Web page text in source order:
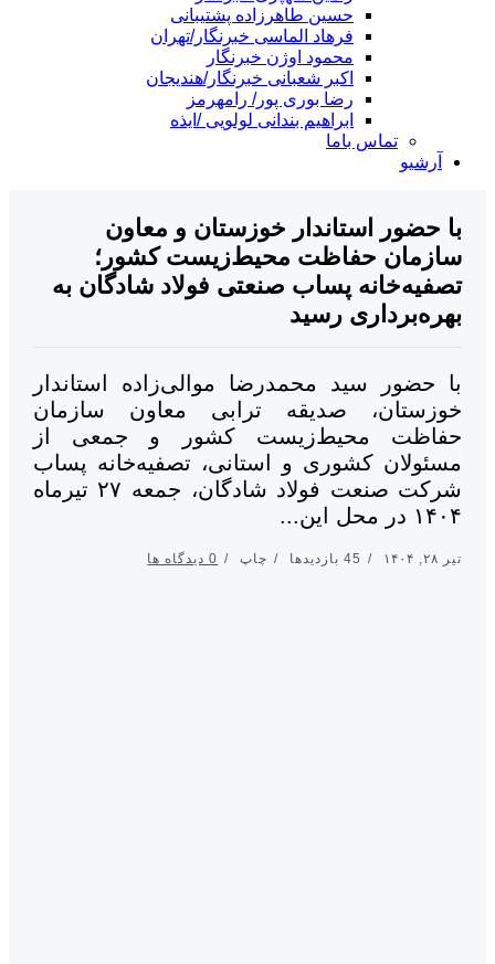
حسین طاهرزاده پشتیبانی
فرهاد الماسی خبرنگار/تهران
محمود اوژن خبرنگار
اکبر شعبانی خبرنگار/هندیجان
رضا بوری پور/ رامهرمز
ابراهیم بندانی لولویی /ایذه
تماس باما
آرشیو
حضور استاندار خوزستان و معاون
حفاظت محیط‌زیست کشور؛
پساب صنعتی فولاد شادگان به
رسید
حضور سید محمدرضا موالی‌زاده استاندار
صدیقه ترابی معاون سازمان
محیط‌زیست کشور و جمعی از
کشوری و استانی، تصفیه‌خانه پساب
شرکت صنعت فولاد شادگان، جمعه ۲۷ تیرماه
45 بازدیدها چاپ 0 دیدگاه ها